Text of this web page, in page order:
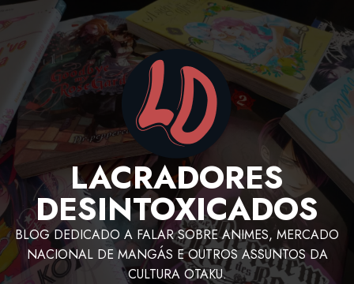
LACRADORES
DESINTOXICADOS
BLOG DEDICADO A FALAR SOBRE ANIMES, MERCADO
NACIONAL DE MANGÁS E OUTROS ASSUNTOS DA
CULTURA OTAKU.